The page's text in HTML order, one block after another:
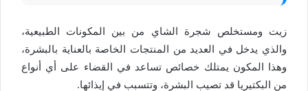
زيت ومستخلص شجرة الشاي من بين المكونات الطبيعية،
والذي يدخل في العديد من المنتجات الخاصة بالعناية بالبشرة،
وهذا المكون يمتلك خصائص تساعد في القضاء على أي أنواع
من البكتيريا قد تصيب البشرة، وتتسبب في إيذائها.